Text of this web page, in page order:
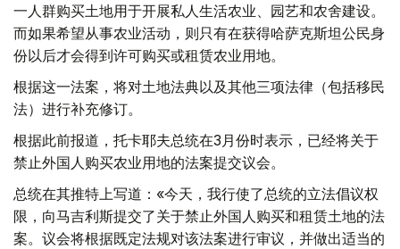
一人群购买土地用于开展私人生活农业、园艺和农舍建设。
而如果希望从事农业活动，则只有在获得哈萨克斯坦公民身
份以后才会得到许可购买或租赁农业用地。
根据这一法案，将对土地法典以及其他三项法律（包括移民
法）进行补充修订。
根据此前报道，托卡耶夫总统在3月份时表示，已经将关于
禁止外国人购买农业用地的法案提交议会。
总统在其推特上写道：«今天，我行使了总统的立法倡议权
限，向马吉利斯提交了关于禁止外国人购买和租赁土地的法
案。议会将根据既定法规对该法案进行审议，并做出适当的